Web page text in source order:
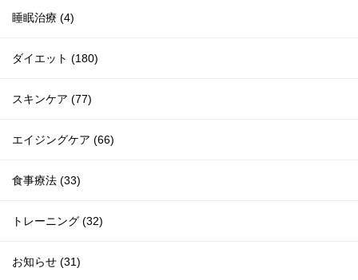
睡眠治療 (4)
ダイエット (180)
スキンケア (77)
エイジングケア (66)
食事療法 (33)
トレーニング (32)
お知らせ (31)